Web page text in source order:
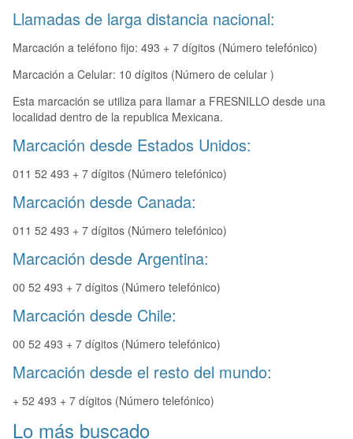
Llamadas de larga distancia nacional:
Marcación a teléfono fijo: 493 + 7 dígitos (Número telefónico)
Marcación a Celular: 10 dígitos (Número de celular )
Esta marcación se utiliza para llamar a FRESNILLO desde una
localidad dentro de la republica Mexicana.
Marcación desde Estados Unidos:
011 52 493 + 7 dígitos (Número telefónico)
Marcación desde Canada:
011 52 493 + 7 dígitos (Número telefónico)
Marcación desde Argentina:
00 52 493 + 7 dígitos (Número telefónico)
Marcación desde Chile:
00 52 493 + 7 dígitos (Número telefónico)
Marcación desde el resto del mundo:
+ 52 493 + 7 dígitos (Número telefónico)
Lo más buscado